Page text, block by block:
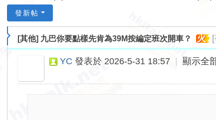
lk.
發新帖
[其他] 九巴你要點樣先肯為39M按編定班次開車？ 火
YC 發表於 2026-5-31 18:57 顯示全